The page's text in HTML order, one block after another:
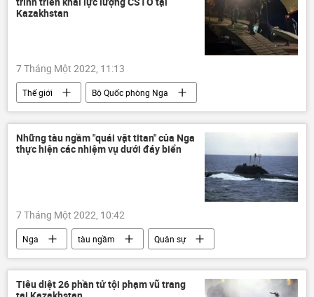
Kazakhstan
7 Tháng Một 2022, 11:13
Thế giới
Bộ Quốc phòng Nga
Kazakhstan
giá khí đốt
CSTO
Kassym-Zhomart Tokayev
Bạo loạn ở Kazakhstan
Những tàu ngầm "quái vật titan" của Nga
thực hiện các nhiệm vụ dưới đáy biển
7 Tháng Một 2022, 10:42
Nga tàu ngầm
Quân sự
Quan điểm-Ý kiến
Hải quân Nga
Tiêu diệt 26 phần tử tội phạm vũ trang